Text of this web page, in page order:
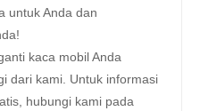
untuk Anda dan
kaca mobil Anda
dari kami. Untuk informasi
hubungi kami pada